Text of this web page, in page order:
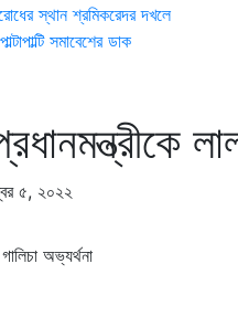
স্থান শ্রমিকরেদর দখলে
সমাবেশের ডাক
৫, ২০২২